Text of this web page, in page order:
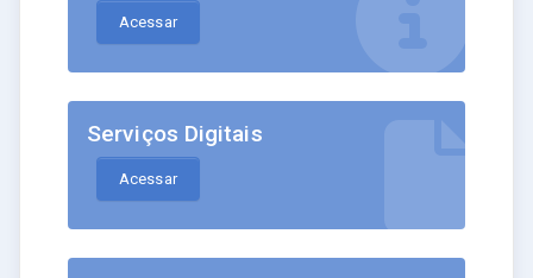
Acessar
Serviços Digitais
Acessar